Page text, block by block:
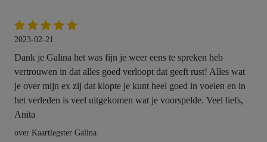
2023-02-21
Dank je Galina het was fijn je weer eens te spreken heb
vertrouwen in dat alles goed verloopt dat geeft rust! Alles wat
je over mijn ex zij dat klopte je kunt heel goed in voelen en in
het verleden is veel uitgekomen wat je voorspelde. Veel liefs,
Anita
over Kaartlegster Galina